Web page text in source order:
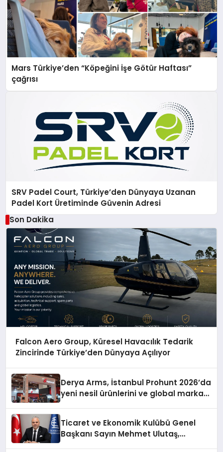
Mars Türkiye’den “Köpeğini İşe Götür Haftası”
çağrısı
SRV Padel Court, Türkiye’den Dünyaya Uzanan
Padel Kort Üretiminde Güvenin Adresi
Son Dakika
Falcon Aero Group, Küresel Havacılık Tedarik
Zincirinde Türkiye’den Dünyaya Açılıyor
Derya Arms, İstanbul Prohunt 2026’da
yeni nesil ürünlerini ve global marka
Ticaret ve Ekonomik Kulübü Genel
Başkanı Sayın Mehmet Ulutaş,